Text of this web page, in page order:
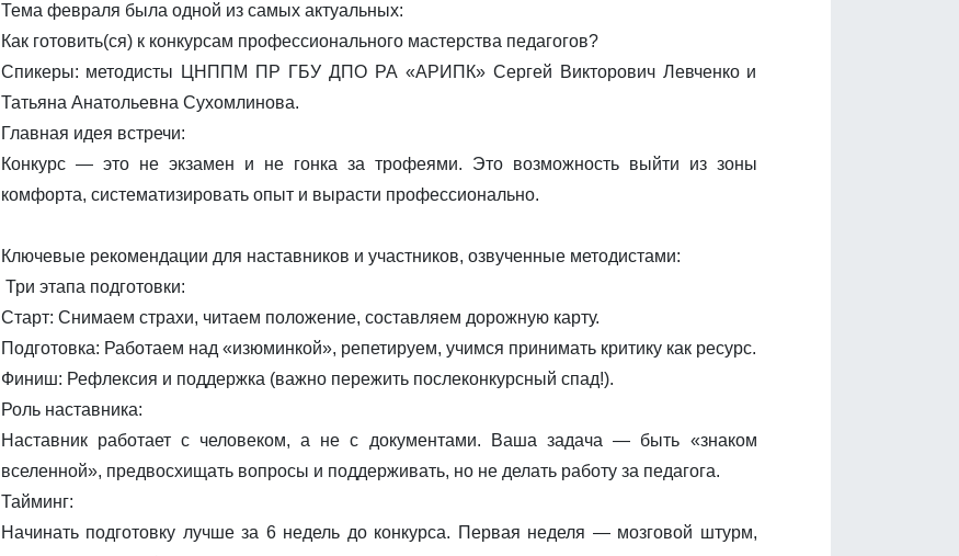
Тема февраля была одной из самых актуальных:
Как готовить(ся) к конкурсам профессионального мастерства педагогов?
Спикеры: методисты ЦНППМ ПР ГБУ ДПО РА «АРИПК» Сергей Викторович Левченко и
Татьяна Анатольевна Сухомлинова.
Главная идея встречи:
Конкурс — это не экзамен и не гонка за трофеями. Это возможность выйти из зоны
комфорта, систематизировать опыт и вырасти профессионально.
Ключевые рекомендации для наставников и участников, озвученные методистами:
Три этапа подготовки:
Старт: Снимаем страхи, читаем положение, составляем дорожную карту.
Подготовка: Работаем над «изюминкой», репетируем, учимся принимать критику как ресурс.
Финиш: Рефлексия и поддержка (важно пережить послеконкурсный спад!).
Роль наставника:
Наставник работает с человеком, а не с документами. Ваша задача — быть «знаком
вселенной», предвосхищать вопросы и поддерживать, но не делать работу за педагога.
Тайминг:
Начинать подготовку лучше за 6 недель до конкурса. Первая неделя — мозговой штурм,